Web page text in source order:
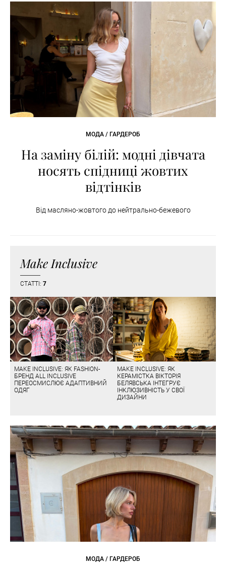
МОДА / ГАРДЕРОБ
На заміну білій: модні дівчата
носять спідниці жовтих
відтінків
Від масляно-жовтого до нейтрально-бежевого
Make Inclusive
СТАТТІ: 7
MAKE INCLUSIVE: ЯК FASHION-
БРЕНД ALL INCLUSIVE
ПЕРЕОСМИСЛЮЄ АДАПТИВНИЙ
ОДЯГ
MAKE INCLUSIVE: ЯК
КЕРАМІСТКА ВІКТОРІЯ
БЕЛЯВСЬКА ІНТЕГРУЄ
ІНКЛЮЗИВНІСТЬ У СВОЇ
ДИЗАЙНИ
МОДА / ГАРДЕРОБ